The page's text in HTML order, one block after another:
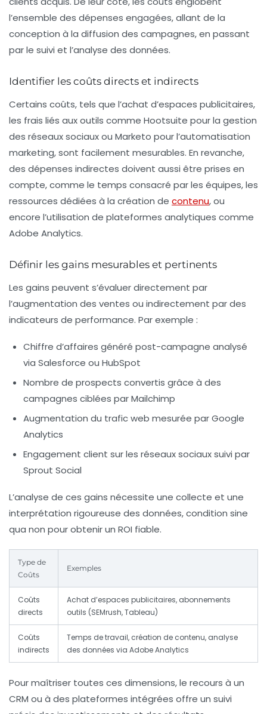
l’ensemble des dépenses engagées, allant de la
conception à la diffusion des campagnes, en passant
par le suivi et l’analyse des données.
Identifier les coûts directs et indirects
Certains coûts, tels que l’achat d’espaces publicitaires,
les frais liés aux outils comme Hootsuite pour la gestion
des réseaux sociaux ou Marketo pour l’automatisation
marketing, sont facilement mesurables. En revanche,
des dépenses indirectes doivent aussi être prises en
compte, comme le temps consacré par les équipes, les
ressources dédiées à la création de contenu, ou
encore l’utilisation de plateformes analytiques comme
Adobe Analytics.
Définir les gains mesurables et pertinents
Les gains peuvent s’évaluer directement par
l’augmentation des ventes ou indirectement par des
indicateurs de performance. Par exemple :
Chiffre d’affaires généré post-campagne analysé
via Salesforce ou HubSpot
Nombre de prospects convertis grâce à des
campagnes ciblées par Mailchimp
Augmentation du trafic web mesurée par Google
Analytics
Engagement client sur les réseaux sociaux suivi par
Sprout Social
L’analyse de ces gains nécessite une collecte et une
interprétation rigoureuse des données, condition sine
qua non pour obtenir un ROI fiable.
Type de
Coûts
Exemples
Coûts
directs
Achat d’espaces publicitaires, abonnements
outils (SEMrush, Tableau)
Coûts
indirects
Temps de travail, création de contenu, analyse
des données via Adobe Analytics
Pour maîtriser toutes ces dimensions, le recours à un
CRM ou à des plateformes intégrées offre un suivi